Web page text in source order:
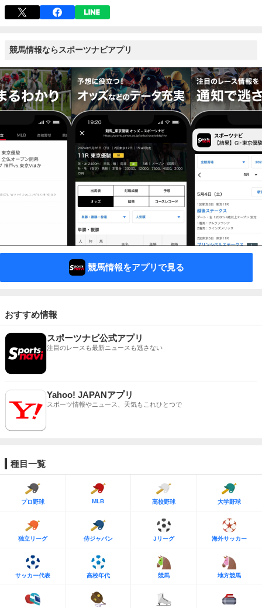
競馬情報ならスポーツナビアプリ
競馬情報をアプリで見る
おすすめ情報
スポーツナビ公式アプリ
注目のレースも最新ニュースも逃さない
Yahoo! JAPANアプリ
スポーツ情報やニュース、天気もこれひとつで
種目一覧
プロ野球 MLB 高校野球 大学野球
独立リーグ 侍ジャパン Jリーグ 海外サッカー
サッカー代表 高校年代 競馬 地方競馬